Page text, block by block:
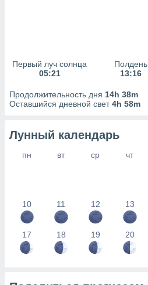
Первый луч солнца
05:21
Полдень
13:16
Продолжительность дня 14h 38m
Оставшийся дневной свет4h 58m
Лунный календарь
пн вт ср чт
10 11 12 13
17 18 19 20